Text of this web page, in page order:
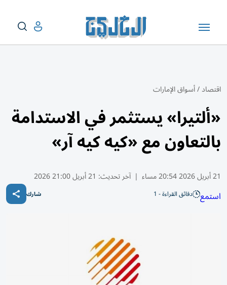
اقتصاد/أسواق الإمارات
«ألتيرا» يستثمر في الاستدامة
بالتعاون مع «كيه كيه آر»
21 أبريل 2026 20:54 مساء | آخر تحديث: 21 أبريل 21:00 2026
استمع دقائق القراءة - 1 شارك